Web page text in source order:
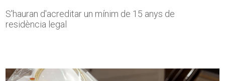
S'hauran d'acreditar un mínim de 15 anys de
residència legal